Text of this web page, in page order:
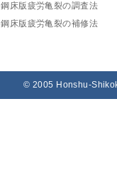
鋼床版疲労亀裂の調査法
鋼床版疲労亀裂の補修法
© 2005 Honshu-